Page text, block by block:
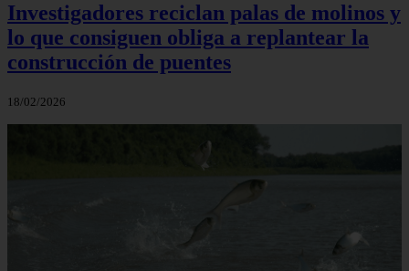
Investigadores reciclan palas de molinos y
lo que consiguen obliga a replantear la
construcción de puentes
18/02/2026